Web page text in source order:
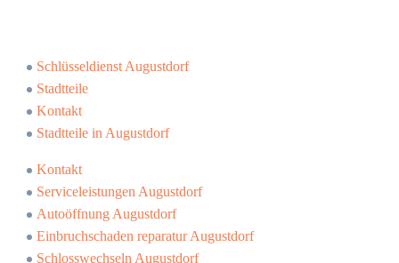
Schlüsseldienst Augustdorf
Stadtteile
Kontakt
Stadtteile in Augustdorf
Kontakt
Serviceleistungen Augustdorf
Autoöffnung Augustdorf
Einbruchschaden reparatur Augustdorf
Schlosswechseln Augustdorf